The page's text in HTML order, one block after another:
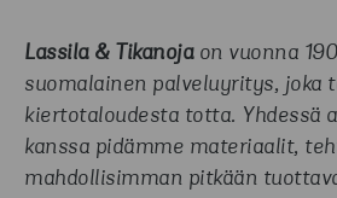
Lassila & Tikanojaon vuonna
suomalainen palveluyritys, joka
kiertotaloudesta totta. Yhdessä
kanssa pidämme materiaalit,
mahdollisimman pitkään